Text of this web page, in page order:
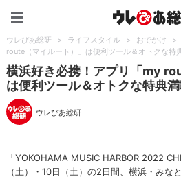
ウレぴあ総研 > ライフスタイル > おでかけ >
route（マイルート）」は便利ツール＆オトクな特
横浜好き必携！アプリ「my
は便利ツール＆オトクな特典
ウレぴあ総研
「YOKOHAMA MUSIC HARBOR 2022
（土）・10日（土）の2日間、横浜・みな